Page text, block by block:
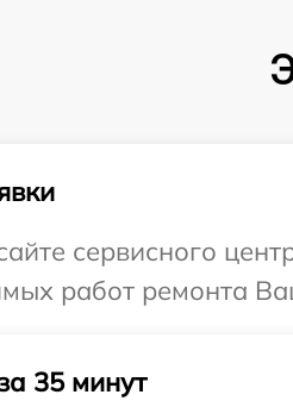
сервисного
работ ремонта
35 минут